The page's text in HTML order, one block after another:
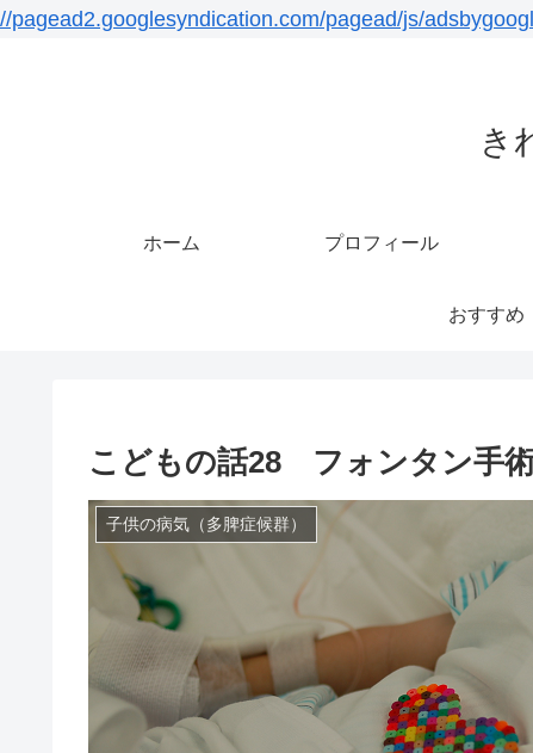
//pagead2.googlesyndication.com/pagead/js/
き
ホーム プロフィール
おすすめ
こどもの話28 フォンタン手
子供の病気（多脾症候群）